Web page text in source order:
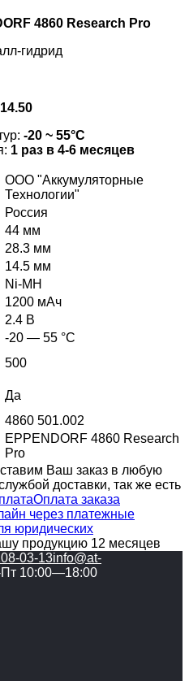
4860 Research Pro
гидрид
-20 ~ 55°С
1 раз в 4-6 месяцев
ООО "Аккумуляторные
Технологии"
Россия
44 мм
28.3 мм
14.5 мм
Ni-MH
1200 мАч
2.4 В
-20 — 55 °C
500
Да
4860 501.002
EPPENDORF 4860 Research
Pro
Ваш заказ в любую
доставки, так же есть
Оплата заказа
через платежные
юридических
продукцию 12 месяцев
03-13info@at-
10:00—18:00